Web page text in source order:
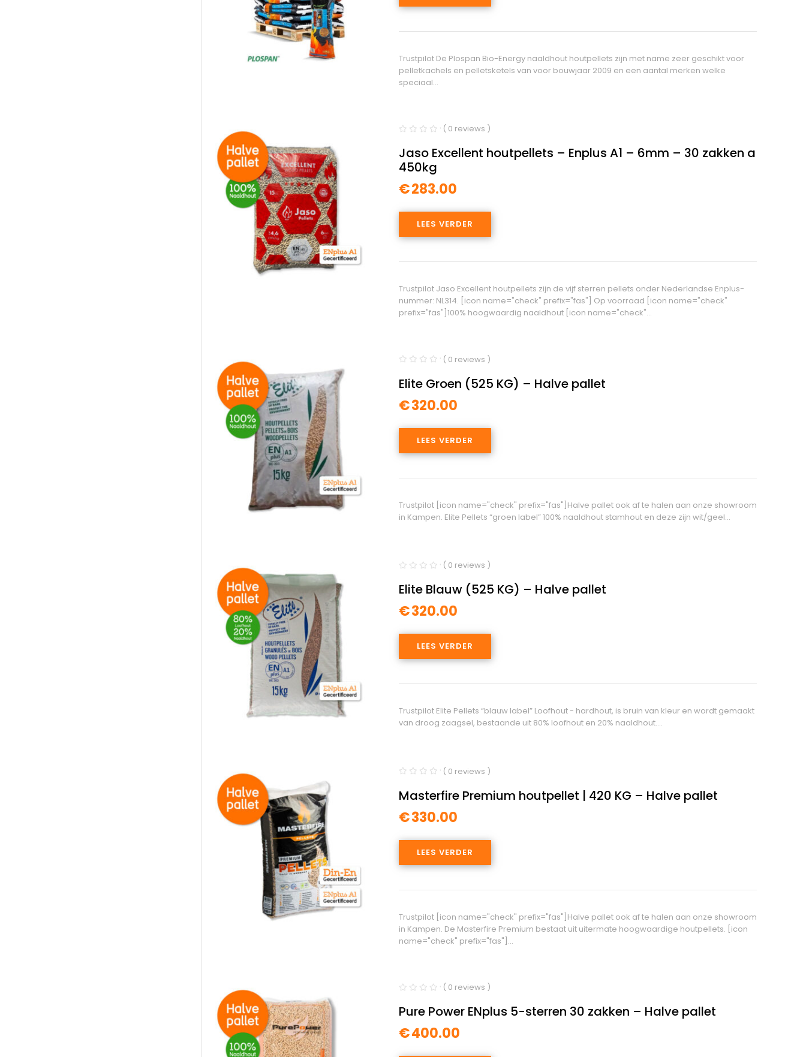
Trustpilot De Plospan Bio-Energy naaldhout houtpellets zijn met name zeer geschikt voor
pelletkachels en pelletsketels van voor bouwjaar 2009 en een aantal merken welke
speciaal…
( 0 reviews )
Jaso Excellent houtpellets – Enplus A1 – 6mm – 30 zakken a
450kg
€283.00
LEES VERDER
Trustpilot Jaso Excellent houtpellets zijn de vijf sterren pellets onder Nederlandse Enplus-
nummer: NL314. [icon name="check" prefix="fas"] Op voorraad [icon name="check"
prefix="fas"]100% hoogwaardig naaldhout [icon name="check"…
( 0 reviews )
Elite Groen (525 KG) – Halve pallet
€320.00
LEES VERDER
Trustpilot [icon name="check" prefix="fas"]Halve pallet ook af te halen aan onze showroom
in Kampen. Elite Pellets “groen label” 100% naaldhout stamhout en deze zijn wit/geel…
( 0 reviews )
Elite Blauw (525 KG) – Halve pallet
€320.00
LEES VERDER
Trustpilot Elite Pellets “blauw label” Loofhout - hardhout, is bruin van kleur en wordt gemaakt
van droog zaagsel, bestaande uit 80% loofhout en 20% naaldhout.…
( 0 reviews )
Masterfire Premium houtpellet | 420 KG – Halve pallet
€330.00
LEES VERDER
Trustpilot [icon name="check" prefix="fas"]Halve pallet ook af te halen aan onze showroom
in Kampen. De Masterfire Premium bestaat uit uitermate hoogwaardige houtpellets. [icon
name="check" prefix="fas"]…
( 0 reviews )
Pure Power ENplus 5-sterren 30 zakken – Halve pallet
€400.00